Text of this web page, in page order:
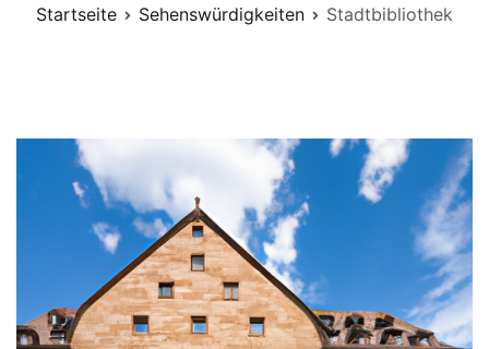
Startseite Sehenswürdigkeiten Stadtbibliothek